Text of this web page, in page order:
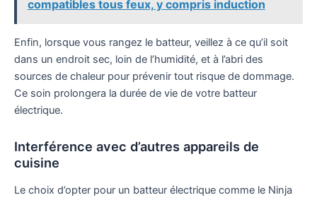
compatibles tous feux, y compris induction
Enfin, lorsque vous rangez le batteur, veillez à ce qu’il soit
dans un endroit sec, loin de l’humidité, et à l’abri des
sources de chaleur pour prévenir tout risque de dommage.
Ce soin prolongera la durée de vie de votre batteur
électrique.
Interférence avec d’autres appareils de
cuisine
Le choix d’opter pour un batteur électrique comme le Ninja